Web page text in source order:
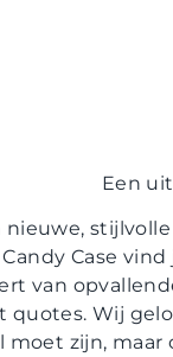
Een
nieuwe,
Case
van
quotes. Wij
moet zijn, maar